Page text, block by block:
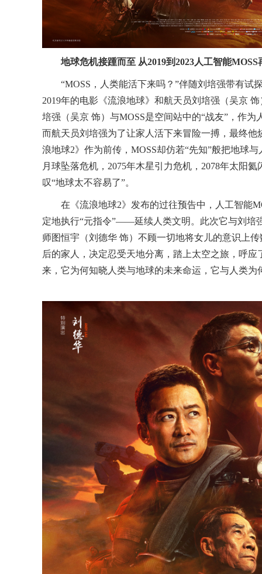
地球危机接踵而至 从2019到2023人工智能MOSS
“MOSS，人类能活下来吗？”伴随刘培强带有试
2019年的电影《流浪地球》和航天员刘培强（吴京 饰
培强（吴京 饰）与MOSS是空间站中的“战友”，作为
而航天员刘培强为了让家人活下来冒险一搏，最终他
浪地球2》作为前传， MOSS却仿若“先知”般把地球
月球坠落危机， 2075年木星引力危机， 2078年太阳氦
叹“地球太不容易了”。
在《流浪地球2》发布的过往预告中，人工智能
定地执行“元指令”——延续人类文明。此次它与刘培
师图恒宇（刘德华 饰）不顾一切地将女儿的意识上
后的家人，决定忍受天地分离，踏上太空之旅，呼
来，它为何知晓人类与地球的未来命运，它与人类